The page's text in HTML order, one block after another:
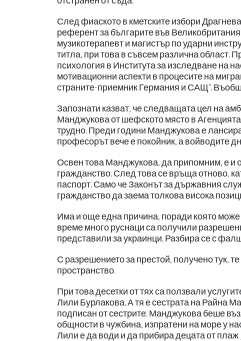
След фиаското в кметските избори
референт за българите във
музикотерапевт и магистър по ударни
титла, при това в съвсем различна област.
психология в Института за изследване на
мотивационни аспекти в процесите на
страните-приемник Германия и САЩ“.
Запознати казват, че следващата цел на
Манджукова от шефското място в
трудно. Преди години Манджукова е
професорът вече е покойник, а войводите
Освен това Манджукова, да припомним, е и
гражданство. След това се връща отново,
паспорт. Само че Законът за държавния
гражданство да заема толкова висока
Има и още една причина, поради която
време много руснаци са получили
представили за украинци. Разбира се с
С разрешението за престой, получено тук,
пространство.
При това десетки от тях са ползвали
Лили Бурлакова. А тя е сестрата на Райна
подписан от сестрите. Манджукова беше
общности в чужбина, изпратени на море у
Лили е да води и да прибира децата от плаж